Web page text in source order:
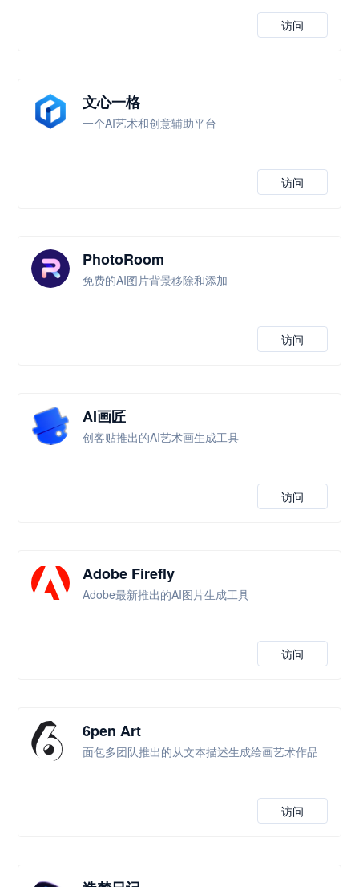
访问
文心一格
一个AI艺术和创意辅助平台
访问
PhotoRoom
免费的AI图片背景移除和添加
访问
AI画匠
创客贴推出的AI艺术画生成工具
访问
Adobe Firefly
Adobe最新推出的AI图片生成工具
访问
6pen Art
面包多团队推出的从文本描述生成绘画艺术作品
访问